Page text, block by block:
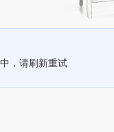
，请刷新重试